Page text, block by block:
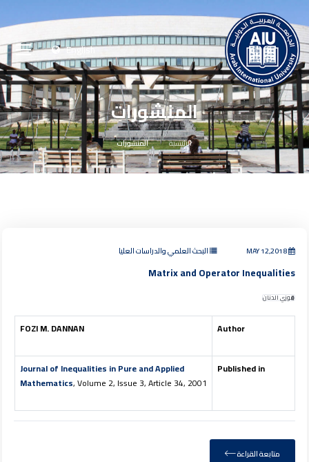
English
المنشورات
الرئيسية المنشورات
MAY 12,2018 البحث العلمي والدراسات العليا
Matrix and Operator Inequalities
فوزي الدنان
Author
FOZI M. DANNAN
Published in
Journal of Inequalities in Pure and Applied
Mathematics, Volume 2, Issue 3, Article 34, 2001
متابعة القراءة